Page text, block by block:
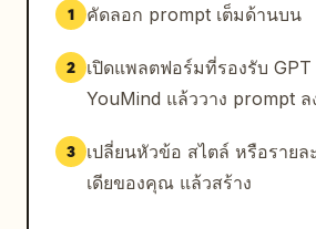
ปอัป เทพนิยายวิกตอเรียน การตกแต่งด้
ฝัน","color_palette":"กระดาษ
โทนอุ่น สีทองโบราณ สีแดงทับทิม ดอก
เข้ม","lighting":"แสงเทียนโทนอุ่นจ
เรืองแสงนุ่มนวลบนฟอยล์ทอง และขอบ
นวล","render_quality":"รายละเอี
1 คัดลอก prompt เต็มด้านบน
2
เปิดแพลตฟอร์มที่รองรับ GPT
YouMind แล้ววาง prompt ล
3
เปลี่ยนหัวข้อ สไตล์ หรือรายล
เดียของคุณ แล้วสร้าง